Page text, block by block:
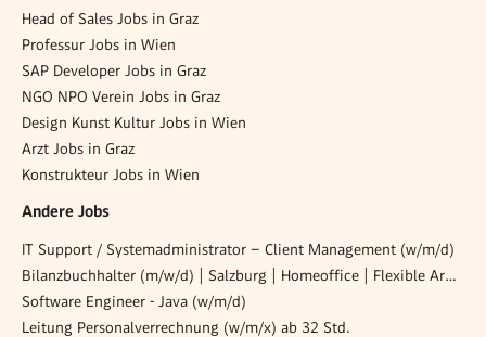
Head of Sales Jobs in Graz
Professur Jobs in Wien
SAP Developer Jobs in Graz
NGO NPO Verein Jobs in Graz
Design Kunst Kultur Jobs in Wien
Arzt Jobs in Graz
Konstrukteur Jobs in Wien
Andere Jobs
IT Support / Systemadministrator – Client Management (w/m/d)
Bilanzbuchhalter (m/w/d) | Salzburg | Homeoffice | Flexible Arbeitszeiten
Software Engineer - Java (w/m/d)
Leitung Personalverrechnung (w/m/x) ab 32 Std.